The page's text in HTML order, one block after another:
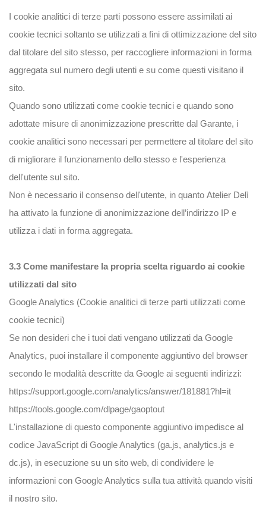
I cookie analitici di terze parti possono essere assimilati ai
cookie tecnici soltanto se utilizzati a fini di ottimizzazione del sito
dal titolare del sito stesso, per raccogliere informazioni in forma
aggregata sul numero degli utenti e su come questi visitano il
sito.
Quando sono utilizzati come cookie tecnici e quando sono
adottate misure di anonimizzazione prescritte dal Garante, i
cookie analitici sono necessari per permettere al titolare del sito
di migliorare il funzionamento dello stesso e l'esperienza
dell'utente sul sito.
Non è necessario il consenso dell'utente, in quanto Atelier Delì
ha attivato la funzione di anonimizzazione dell’indirizzo IP e
utilizza i dati in forma aggregata.
3.3 Come manifestare la propria scelta riguardo ai cookie
utilizzati dal sito
Google Analytics (Cookie analitici di terze parti utilizzati come
cookie tecnici)
Se non desideri che i tuoi dati vengano utilizzati da Google
Analytics, puoi installare il componente aggiuntivo del browser
secondo le modalità descritte da Google ai seguenti indirizzi:
https://support.google.com/analytics/answer/181881?hl=it
https://tools.google.com/dlpage/gaoptout
L'installazione di questo componente aggiuntivo impedisce al
codice JavaScript di Google Analytics (ga.js, analytics.js e
dc.js), in esecuzione su un sito web, di condividere le
informazioni con Google Analytics sulla tua attività quando visiti
il nostro sito.